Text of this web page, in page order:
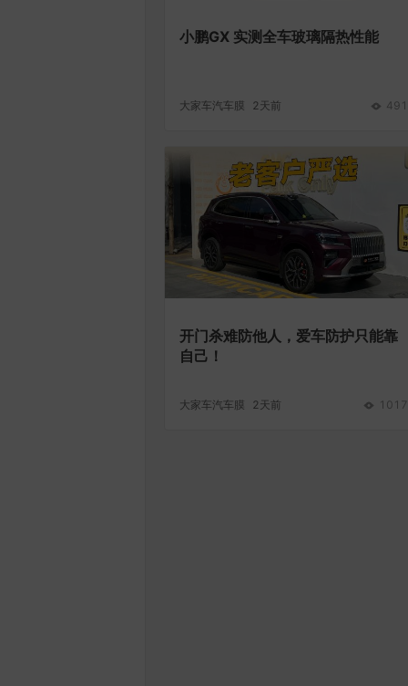
小鹏GX 实测全车玻璃隔热性能
大家车汽车膜 2天前 491
开门杀难防他人，爱车防护只能靠
自己！
大家车汽车膜 2天前 1017